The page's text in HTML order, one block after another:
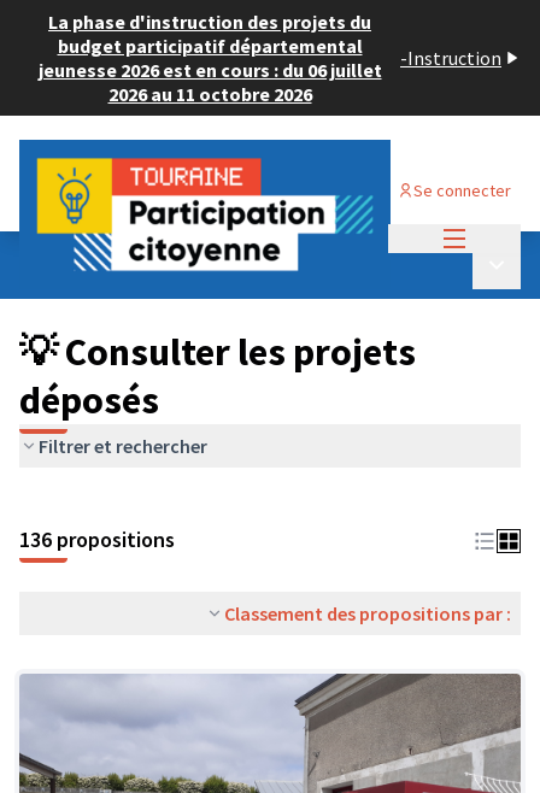
La phase d'instruction des projets du
budget participatif départemental
jeunesse 2026 est en cours : du 06 juillet
2026 au 11 octobre 2026
-Instruction
Se connecter
Budget Participatif JEUNESSE 2024
💡 Consulter les projets déposés
💡 Consulter les projets
déposés
Filtrer et rechercher
136 propositions
Classement des propositions par :